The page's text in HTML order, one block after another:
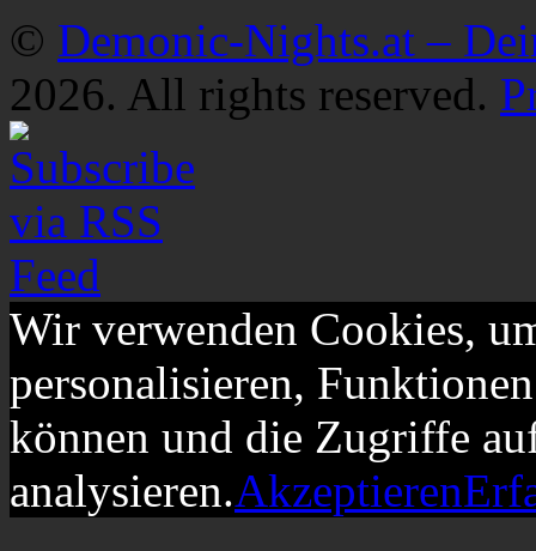
© Demonic-Nights.at –
2026. All rights reserved.
Wir verwenden Cookies,
personalisieren,
können und die Zugriffe
analysieren.Akzeptieren